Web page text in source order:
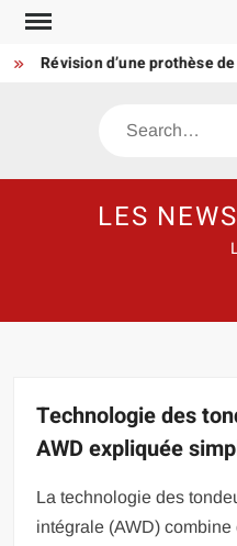
Skip
content
Révision d’une prothèse de
Search
LES
Technologie des
AWD expliquée
La technologie des
intégrale (AWD)